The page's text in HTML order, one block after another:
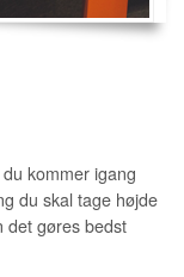
kommer igang
du skal tage højde
det gøres bedst